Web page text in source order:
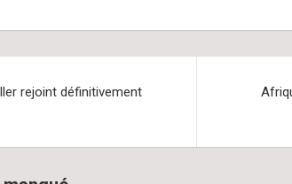
rejoint définitivement